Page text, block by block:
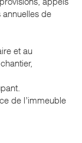
de
et au
de l’immeuble